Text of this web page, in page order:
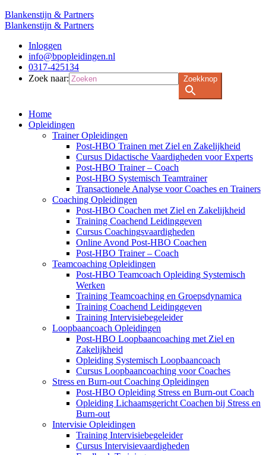
Blankenstijn & Partners
Blankenstijn & Partners
Inloggen
info@bpopleidingen.nl
0317-425134
Zoek naar:
Zoekknop
Home
Opleidingen
Trainer Opleidingen
Post-HBO Trainen met Ziel en Zakelijkheid
Cursus Didactische Vaardigheden voor Experts
Post-HBO Trainer – Coach
Post-HBO Systemisch Teamtrainer
Transactionele Analyse voor Coaches en Trainers
Coaching Opleidingen
Post-HBO Coachen met Ziel en Zakelijkheid
Training Coachend Leidinggeven
Cursus Coachingsvaardigheden
Online Avond Post-HBO Coachen
Post-HBO Trainer – Coach
Teamcoaching Opleidingen
Post-HBO Teamcoach Opleiding Systemisch
Werken
Training Teamcoaching en Groepsdynamica
Training Coachend Leidinggeven
Training Intervisiebegeleider
Loopbaancoach Opleidingen
Post-HBO Loopbaancoaching met Ziel en
Zakelijkheid
Opleiding Systemisch Loopbaancoach
Cursus Loopbaancoaching voor Coaches
Stress en Burn-out Coaching Opleidingen
Post-HBO Opleiding Stress en Burn-out Coach
Opleiding Lichaamsgericht Coachen bij Stress en
Burn-out
Intervisie Opleidingen
Training Intervisiebegeleider
Cursus Intervisievaardigheden